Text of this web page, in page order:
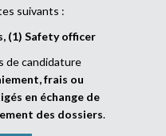
suivants :
(1) Safety officer
de candidature
frais ou
en échange de
des dossiers.